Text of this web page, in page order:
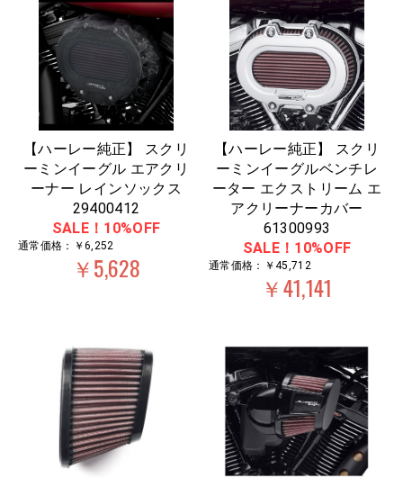
【ハーレー純正】 スクリ
ーミンイーグル エアクリ
ーナー レインソックス
29400412
SALE！10%OFF
通常価格：￥6,252
￥5,628
【ハーレー純正】 スクリ
ーミンイーグルベンチレ
ーター エクストリーム エ
アクリーナーカバー
61300993
SALE！10%OFF
通常価格：￥45,712
￥41,141